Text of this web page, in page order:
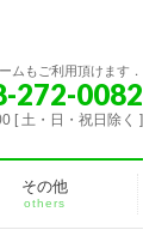
ムもご利用頂けます．
272-0082
[ 土・日・祝日除く ]
その他
others